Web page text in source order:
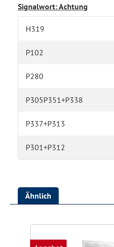
Signalwort: Achtung
H319
P102
P280
P305P351+P338
P337+P313
P301+P312
Ähnlich